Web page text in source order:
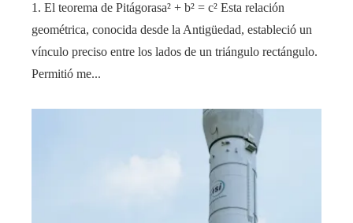
1. El teorema de Pitágorasa² + b² = c² Esta relación
geométrica, conocida desde la Antigüedad, estableció un
vínculo preciso entre los lados de un triángulo rectángulo.
Permitió me...